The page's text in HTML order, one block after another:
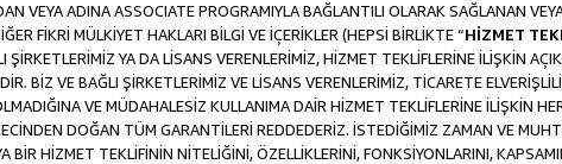
VEYA ADINA ASSOCIATE PROGRAMIYLA BAĞLANTILI OLARAK SAĞLANAN
FİKRİ MÜLKİYET HAKLARI BİLGİ VE İÇERİKLER (HEPSİ BİRLİKTE “HİZMET
YA DA LİSANS VERENLERİMİZ, HİZMET TEKLİFLERİNE İLİŞKİN
BİZ VE BAĞLI ŞİRKETLERİMİZ VE LİSANS VERENLERİMİZ, TİCARETE
VE MÜDAHALESİZ KULLANIMA DAİR HİZMET TEKLİFLERİNE İLİŞKİN
DOĞAN TÜM GARANTİLERİ REDDEDERİZ. İSTEDİĞİMİZ ZAMAN VE
HİZMET TEKLİFİNİN NİTELİĞİNİ, ÖZELLİKLERİNİ, FONKSİYONLARINI,